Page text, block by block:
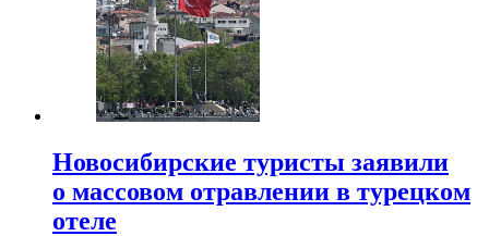
Новосибирские туристы заявили
о массовом отравлении в турецком
отеле